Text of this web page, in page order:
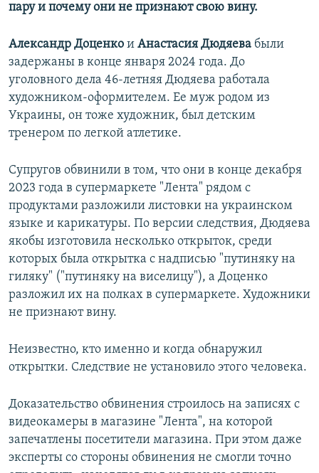
пару и почему они не признают свою вину.
Александр Доценко и Анастасия Дюдяева были
задержаны в конце января 2024 года. До
уголовного дела 46-летняя Дюдяева работала
художником-оформителем. Ее муж родом из
Украины, он тоже художник, был детским
тренером по легкой атлетике.
Супругов обвинили в том, что они в конце декабря
2023 года в супермаркете "Лента" рядом с
продуктами разложили листовки на украинском
языке и карикатуры. По версии следствия, Дюдяева
якобы изготовила несколько открыток, среди
которых была открытка с надписью "путиняку на
гиляку" ("путиняку на виселицу"), а Доценко
разложил их на полках в супермаркете. Художники
не признают вину.
Неизвестно, кто именно и когда обнаружил
открытки. Следствие не установило этого человека.
Доказательство обвинения строилось на записях с
видеокамеры в магазине "Лента", на которой
запечатлены посетители магазина. При этом даже
эксперты со стороны обвинения не смогли точно